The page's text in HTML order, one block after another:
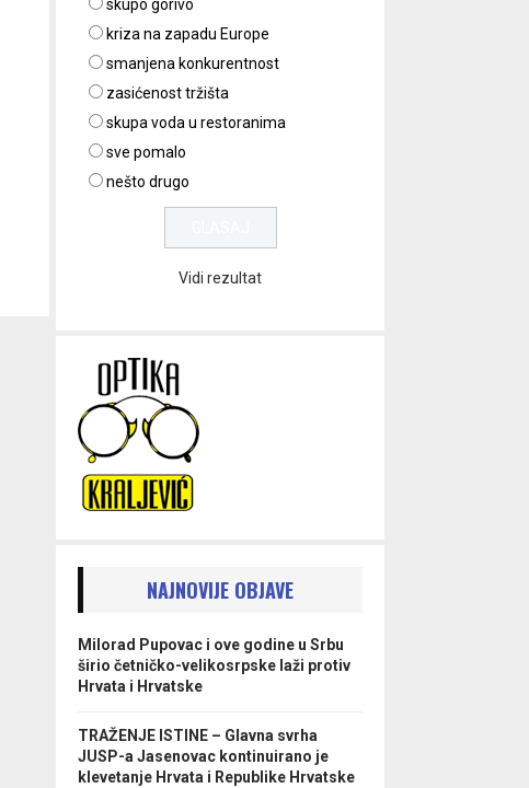
skupo gorivo
kriza na zapadu Europe
smanjena konkurentnost
zasićenost tržišta
skupa voda u restoranima
sve pomalo
nešto drugo
Vidi rezultat
NAJNOVIJE OBJAVE
Milorad Pupovac i ove godine u Srbu
širio četničko-velikosrpske laži protiv
Hrvata i Hrvatske
TRAŽENJE ISTINE – Glavna svrha
JUSP-a Jasenovac kontinuirano je
klevetanje Hrvata i Republike Hrvatske